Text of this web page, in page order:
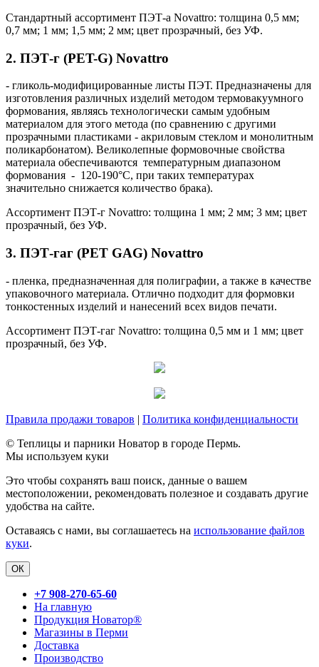
Стандартный ассортимент ПЭТ-а Novattro: толщина 0,5 мм;
0,7 мм; 1 мм; 1,5 мм; 2 мм; цвет прозрачный, без УФ.
2. ПЭТ-г (PET-G) Novattro
- гликоль-модифицированные листы ПЭТ. Предназначены для
изготовления различных изделий методом термовакуумного
формования, являясь технологически самым удобным
материалом для этого метода (по сравнению с другими
прозрачными пластиками - акриловым стеклом и монолитным
поликарбонатом). Великолепные формовочные свойства
материала обеспечиваются температурным диапазоном
формования - 120-190°С, при таких температурах
значительно снижается количество брака).
Ассортимент ПЭТ-г Novattro: толщина 1 мм; 2 мм; 3 мм; цвет
прозрачный, без УФ.
3. ПЭТ-гаг (PET GAG) Novattro
- пленка, предназначенная для полиграфии, а также в качестве
упаковочного материала. Отлично подходит для формовки
тонкостенных изделий и нанесений всех видов печати.
Ассортимент ПЭТ-гаг Novattro: толщина 0,5 мм и 1 мм; цвет
прозрачный, без УФ.
Правила продажи товаров | Политика конфиденциальности
© Теплицы и парники Новатор в городе Пермь.
Мы используем куки
Это чтобы сохранять ваш поиск, данные о вашем
местоположении, рекомендовать полезное и создавать другие
удобства на сайте.
Оставаясь с нами, вы соглашаетесь на использование файлов
куки.
ОК
+7 908-270-65-60
На главную
Продукция Новатор®
Магазины в Перми
Доставка
Производство